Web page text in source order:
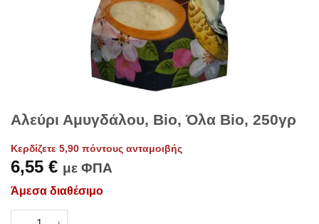
Αλεύρι Αμυγδάλου, Bio, Όλα Bio, 250γρ
Κερδίζετε 5,90 πόντους ανταμοιβής
6,55 € με ΦΠΑ
Άμεσα διαθέσιμο
Αλεύρι Αμυγδάλου, Bio, Όλα Bio, 250γρ ποσότητα